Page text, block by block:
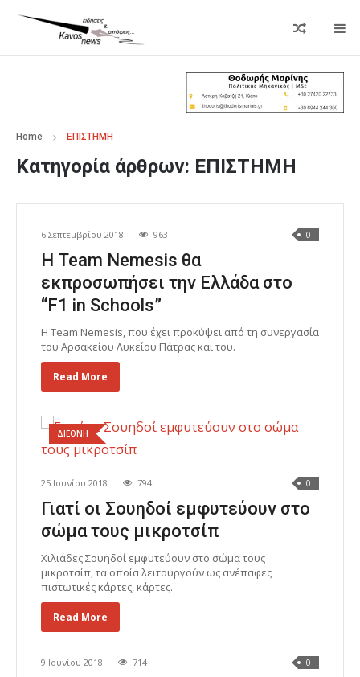
Home ΕΠΙΣΤΗΜΗ
Κατηγορία άρθρων: ΕΠΙΣΤΗΜΗ
6 Σεπτεμβρίου 2018 963 0
Η Team Nemesis θα
εκπροσωπήσει την Ελλάδα στο
“F1 in Schools”
Η Team Nemesis, που έχει προκύψει από τη συνεργασία
του Αρσακείου Λυκείου Πάτρας και του.
Read More
ΔΙΕΘΝΗ
25 Ιουνίου 2018 794 0
Γιατί οι Σουηδοί εμφυτεύουν στο
σώμα τους μικροτσίπ
Χιλιάδες Σουηδοί εμφυτεύουν στο σώμα τους
μικροτσίπ, τα οποία λειτουργούν ως ανέπαφες
πιστωτικές κάρτες, κάρτες.
Read More
9 Ιουνίου 2018 714 0